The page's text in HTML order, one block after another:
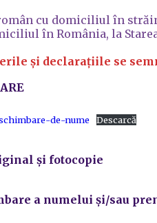
cu domiciliul în
în România, la
și declarațiile se
de-nume Descarcă
și fotocopie
a numelui și/sau